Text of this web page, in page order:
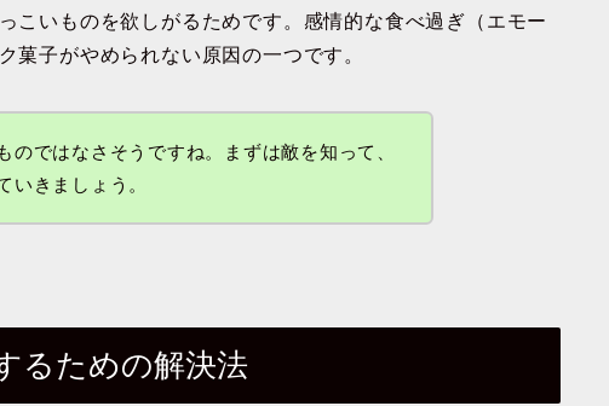
こいものを欲しがるためです。感情的な食べ過ぎ（エモー
菓子がやめられない原因の一つです。
のではなさそうですね。まずは敵を知って、
いきましょう。
るための解決法